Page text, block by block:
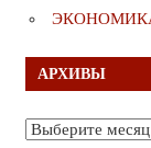
АРХИВЫ
Архивы